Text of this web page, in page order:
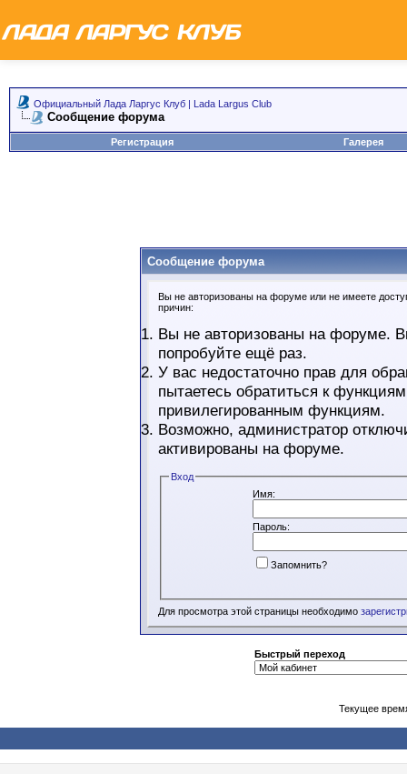
Официальный Лада Ларгус Клуб | Lada Largus Club
Сообщение форума
Регистрация Галерея
Сообщение форума
Вы не авторизованы на форуме или не имеете
причин:
Вы не авторизованы на форуме.
попробуйте ещё раз.
У вас недостаточно прав для
пытаетесь обратиться к
привилегированным функциям.
Возможно, администратор
активированы на форуме.
Вход
Имя:
Пароль:
Запомнить?
Для просмотра этой страницы необходимо
Быстрый переход
Текущее